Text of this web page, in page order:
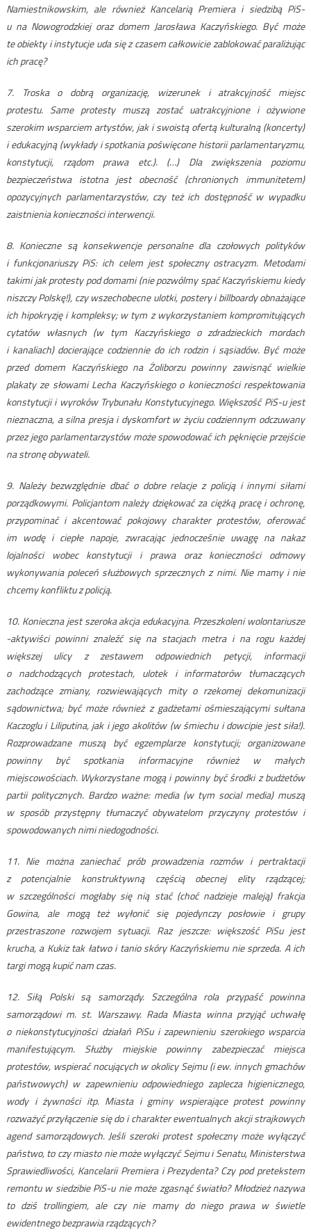
Namiestnikowskim, ale również Kancelarią Premiera i siedzibą PiS-
u na Nowogrodzkiej oraz domem Jarosława Kaczyńskiego. Być może
te obiekty i instytucje uda się z czasem całkowicie zablokować paraliżując
ich pracę?
7. Troska o dobrą organizację, wizerunek i atrakcyjność miejsc
protestu. Same protesty muszą zostać uatrakcyjnione i ożywione
szerokim wsparciem artystów, jak i swoistą ofertą kulturalną (koncerty)
i edukacyjną (wykłady i spotkania poświęcone historii parlamentaryzmu,
konstytucji, rządom prawa etc.). (…) Dla zwiększenia poziomu
bezpieczeństwa istotna jest obecność (chronionych immunitetem)
opozycyjnych parlamentarzystów, czy też ich dostępność w wypadku
zaistnienia konieczności interwencji.
8. Konieczne są konsekwencje personalne dla czołowych polityków
i funkcjonariuszy PiS: ich celem jest społeczny ostracyzm. Metodami
takimi jak protesty pod domami (nie pozwólmy spać Kaczyńskiemu kiedy
niszczy Polskę!), czy wszechobecne ulotki, postery i billboardy obnażające
ich hipokryzję i kompleksy; w tym z wykorzystaniem kompromitujących
cytatów własnych (w tym Kaczyńskiego o zdradzieckich mordach
i kanaliach) docierające codziennie do ich rodzin i sąsiadów. Być może
przed domem Kaczyńskiego na Żoliborzu powinny zawisnąć wielkie
plakaty ze słowami Lecha Kaczyńskiego o konieczności respektowania
konstytucji i wyroków Trybunału Konstytucyjnego. Większość PiS-u jest
nieznaczna, a silna presja i dyskomfort w życiu codziennym odczuwany
przez jego parlamentarzystów może spowodować ich pęknięcie przejście
na stronę obywateli.
9. Należy bezwzględnie dbać o dobre relacje z policją i innymi siłami
porządkowymi. Policjantom należy dziękować za ciężką pracę i ochronę,
przypominać i akcentować pokojowy charakter protestów, oferować
im wodę i ciepłe napoje, zwracając jednocześnie uwagę na nakaz
lojalności wobec konstytucji i prawa oraz konieczności odmowy
wykonywania poleceń służbowych sprzecznych z nimi. Nie mamy i nie
chcemy konfliktu z policją.
10. Konieczna jest szeroka akcja edukacyjna. Przeszkoleni wolontariusze
-aktywiści powinni znaleźć się na stacjach metra i na rogu każdej
większej ulicy z zestawem odpowiednich petycji, informacji
o nadchodzących protestach, ulotek i informatorów tłumaczących
zachodzące zmiany, rozwiewających mity o rzekomej dekomunizacji
sądownictwa; być może również z gadżetami ośmieszającymi sułtana
Kaczoglu i Liliputina, jak i jego akolitów (w śmiechu i dowcipie jest siła!).
Rozprowadzane muszą być egzemplarze konstytucji; organizowane
powinny być spotkania informacyjne również w małych
miejscowościach. Wykorzystane mogą i powinny być środki z budżetów
partii politycznych. Bardzo ważne: media (w tym social media) muszą
w sposób przystępny tłumaczyć obywatelom przyczyny protestów i
spowodowanych nimi niedogodności.
11. Nie można zaniechać prób prowadzenia rozmów i pertraktacji
z potencjalnie konstruktywną częścią obecnej elity rządzącej;
w szczególności mogłaby się nią stać (choć nadzieje maleją) frakcja
Gowina, ale mogą też wyłonić się pojedynczy posłowie i grupy
przestraszone rozwojem sytuacji. Raz jeszcze: większość PiSu jest
krucha, a Kukiz tak łatwo i tanio skóry Kaczyńskiemu nie sprzeda. A ich
targi mogą kupić nam czas.
12. Siłą Polski są samorządy. Szczególna rola przypaść powinna
samorządowi m. st. Warszawy. Rada Miasta winna przyjąć uchwałę
o niekonstytucyjności działań PiSu i zapewnieniu szerokiego wsparcia
manifestującym. Służby miejskie powinny zabezpieczać miejsca
protestów, wspierać nocujących w okolicy Sejmu (i ew. innych gmachów
państwowych) w zapewnieniu odpowiedniego zaplecza higienicznego,
wody i żywności itp. Miasta i gminy wspierające protest powinny
rozważyć przyłączenie się do i charakter ewentualnych akcji strajkowych
agend samorządowych. Jeśli szeroki protest społeczny może wyłączyć
państwo, to czy miasto nie może wyłączyć Sejmu i Senatu, Ministerstwa
Sprawiedliwości, Kancelarii Premiera i Prezydenta? Czy pod pretekstem
remontu w siedzibie PiS-u nie może zgasnąć światło? Młodzież nazywa
to dziś trollingiem, ale czy nie mamy do niego prawa w świetle
ewidentnego bezprawia rządzących?